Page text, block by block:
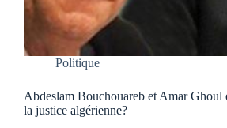
Politique
Abdeslam Bouchouareb et Amar Ghoul
la justice algérienne?